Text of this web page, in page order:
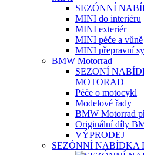
SEZÓNNÍ
MINI do interiéru
MINI exteriér
MINI péče a vůně
MINI přepravní
BMW Motorrad
SEZONÍ
MOTORAD
Péče o motocykl
Modelové řady
BMW Motorrad
Originální díly
VÝPRODEJ
SEZÓNNÍ NABÍDKA